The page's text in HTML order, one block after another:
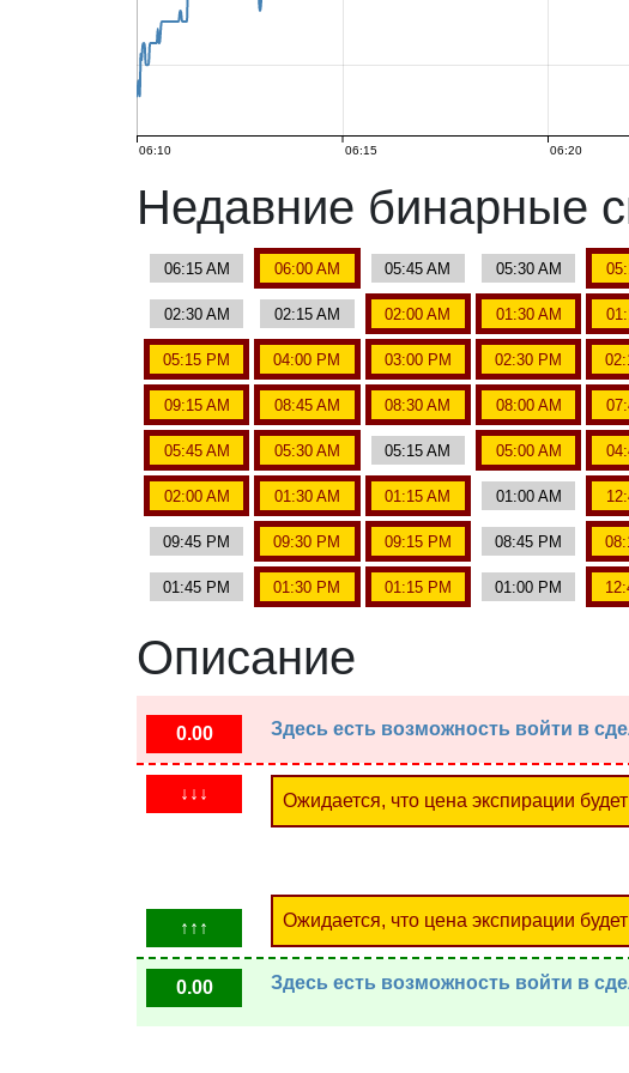
06:10 06:15 06:20
Недавние бинарные
06:15 AM 06:00 AM 05:45 AM 05:30 AM
02:30 AM 02:15 AM 02:00 AM 01:30 AM
05:15 PM 04:00 PM 03:00 PM 02:30 PM
09:15 AM 08:45 AM 08:30 AM 08:00 AM
05:45 AM 05:30 AM 05:15 AM 05:00 AM
02:00 AM 01:30 AM 01:15 AM 01:00 AM
09:45 PM 09:30 PM 09:15 PM 08:45 PM
01:45 PM 01:30 PM 01:15 PM 01:00 PM
Описание
0.00 Здесь есть возможность войти в
↓↓↓ Ожидается, что цена экспирации
↑↑↑ Ожидается, что цена экспирации
0.00 Здесь есть возможность войти в